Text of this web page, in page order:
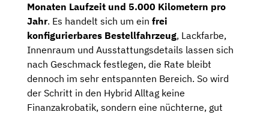
Monaten Laufzeit und 5.000 Kilometern pro
Jahr. Es handelt sich um ein frei
konfigurierbares Bestellfahrzeug, Lackfarbe,
Innenraum und Ausstattungsdetails lassen sich
nach Geschmack festlegen, die Rate bleibt
dennoch im sehr entspannten Bereich. So wird
der Schritt in den Hybrid Alltag keine
Finanzakrobatik, sondern eine nüchterne, gut